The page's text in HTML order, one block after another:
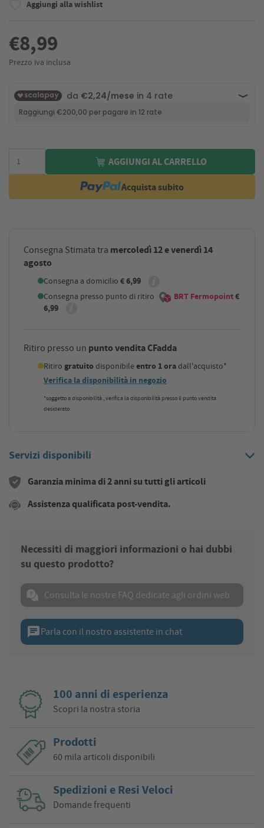
Aggiungi alla wishlist
€8,99
Prezzo iva inclusa
AGGIUNGI AL CARRELLO
Acquista subito
Consegna Stimata tra mercoledì 12 e venerdì 14
agosto
Consegna a domicilio € 6,99
Consegna presso punto di ritiro BRT Fermopoint€
6,99
Ritiro presso un punto vendita CFadda
Ritiro gratuito disponibileentro 1 oradall'acquisto*
Verifica la disponibilità in negozio
*soggetto a disponibilità , verifica la disponibilità presso il punto vendita
desiderato
Servizi disponibili
Garanzia minima di 2 anni su tutti gli articoli
Assistenza qualificata post-vendita.
Necessiti di maggiori informazioni o hai dubbi
su questo prodotto?
Consulta le nostre FAQ dedicate agli ordini web
chatParla con il nostro assistente in chat
100 anni di esperienza
Scopri la nostra storia
Prodotti
60 mila articoli disponibili
Spedizioni e Resi Veloci
Domande frequenti